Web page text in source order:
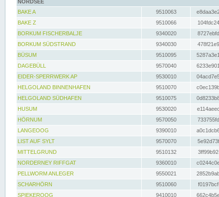
NORDSEE
BAKE A
9510063
BAKE Z
9510066
BORKUM FISCHERBALJE
9340020
BORKUM SÜDSTRAND
9340030
BÜSUM
9510095
DAGEBÜLL
9570040
EIDER-SPERRWERK AP
9530010
HELGOLAND BINNENHAFEN
9510070
HELGOLAND SÜDHAFEN
9510075
HUSUM
9530020
HÖRNUM
9570050
LANGEOOG
9390010
LIST AUF SYLT
9570070
MITTELGRUND
9510132
NORDERNEY RIFFGAT
9360010
PELLWORM ANLEGER
9550021
SCHARHÖRN
9510060
SPIEKEROOG
9410010